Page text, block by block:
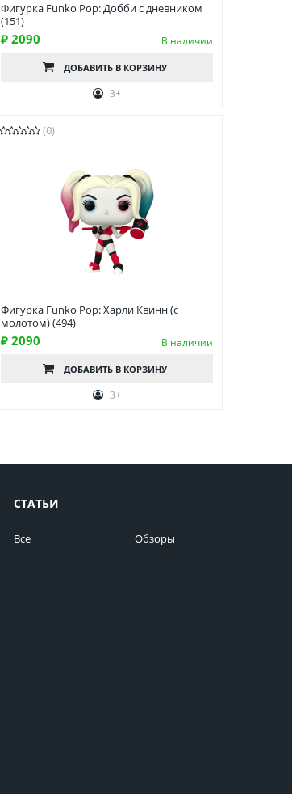
Фигурка Funko Pop: Добби с дневником
(151)
₽ 2090 В наличии
ДОБАВИТЬ В КОРЗИНУ
3+
(0)
Фигурка Funko Pop: Харли Квинн (с
молотом) (494)
₽ 2090 В наличии
ДОБАВИТЬ В КОРЗИНУ
3+
СТАТЬИ
Все Обзоры